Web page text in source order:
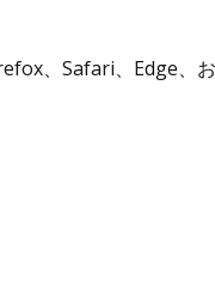
、Safari、Edge、